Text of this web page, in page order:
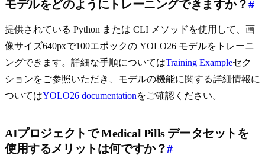
モデルをどのようにトレーニングできますか？#
提供されている Python または CLI メソッドを使用して、画
像サイズ640pxで100エポックの YOLO26 モデルをトレーニ
ングできます。詳細な手順についてはTraining Exampleセク
ションをご参照いただき、モデルの機能に関する詳細情報に
ついてはYOLO26 documentationをご確認ください。
AIプロジェクトで Medical Pills データセットを
使用するメリットは何ですか？#